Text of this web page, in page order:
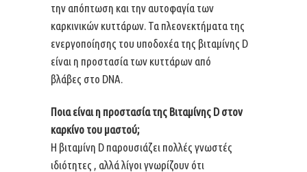
την απόπτωση και την αυτοφαγία των
καρκινικών κυττάρων. Τα πλεονεκτήματα της
ενεργοποίησης του υποδοχέα της βιταμίνης D
είναι η προστασία των κυττάρων από
βλάβες στο DNA.
Ποια είναι η προστασία της Βιταμίνης D στον
καρκίνο του μαστού;
Η βιταμίνη D παρουσιάζει πολλές γνωστές
ιδιότητες , αλλά λίγοι γνωρίζουν ότι